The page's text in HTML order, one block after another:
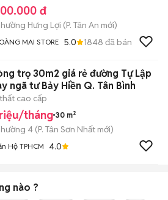
đ
Hưng Lợi (P. Tân An mới)
MAI STORE 5.0 1848 đã bán
trọ 30m2 giá rẻ đường Tự Lập
ngã tư Bảy Hiền Q. Tân Bình
cao cấp
tháng 30 m²
4 (P. Tân Sơn Nhất mới)
Hộ TPHCM 4.0
nào ?